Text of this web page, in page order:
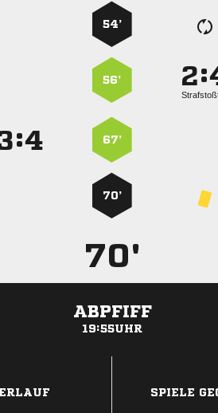
54’
56’ :
: 67’
70’
70'
ABPFIFF
19:55UHR
SPIELE